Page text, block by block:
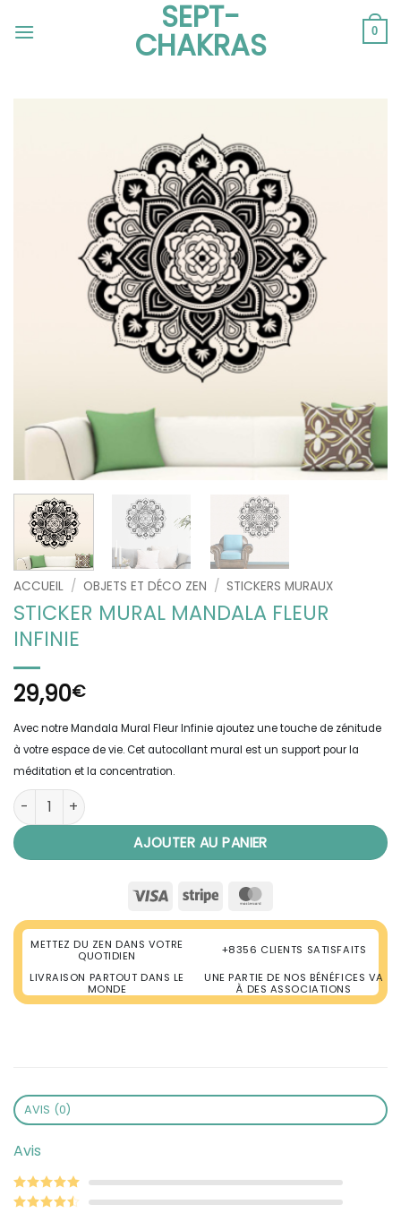
au
SEPT-
CHAKRAS 0
ACCUEIL / OBJETS ET DÉCO ZEN / STICKERS MURAUX
STICKER MURAL MANDALA FLEUR
INFINIE
29,90€
Avec notre Mandala Mural Fleur Infinie ajoutez une touche de zénitude
à votre espace de vie. Cet autocollant mural est un support pour la
méditation et la concentration.
quantité de Sticker Mural Mandala Fleur Infinie
AJOUTER AU PANIER
Visa Stripe
METTEZ DU ZEN DANS VOTRE
QUOTIDIEN
+8356 CLIENTS SATISFAITS
LIVRAISON PARTOUT DANS LE
MONDE
UNE PARTIE DE NOS BÉNÉFICES VA
À DES ASSOCIATIONS
AVIS (0)
Avis
Note5sur 5